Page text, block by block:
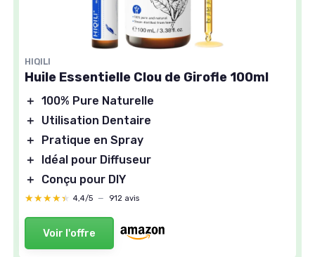
HIQILI
Huile Essentielle Clou de Girofle 100ml
＋ 100% Pure Naturelle
＋
Utilisation Dentaire
＋
Pratique en Spray
＋
Idéal pour Diffuseur
＋
Conçu pour DIY
★★★★★
★★★★★ 4,4/5 — 912 avis
Voir l'offre